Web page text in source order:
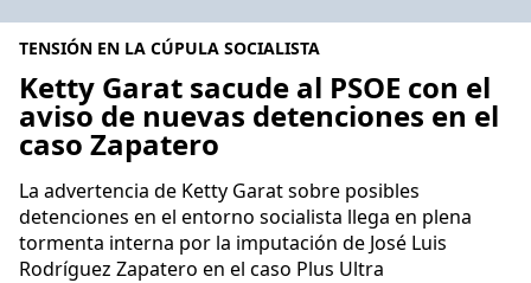
TENSIÓN EN LA CÚPULA SOCIALISTA
Ketty Garat sacude al PSOE con el
aviso de nuevas detenciones en el
caso Zapatero
La advertencia de Ketty Garat sobre posibles
detenciones en el entorno socialista llega en plena
tormenta interna por la imputación de José Luis
Rodríguez Zapatero en el caso Plus Ultra